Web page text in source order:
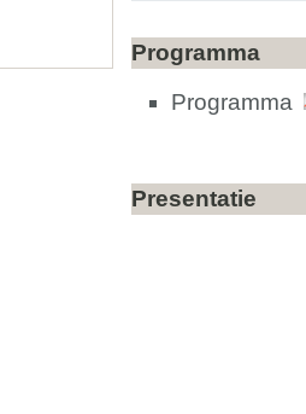
Programma
Programma
Presentatie